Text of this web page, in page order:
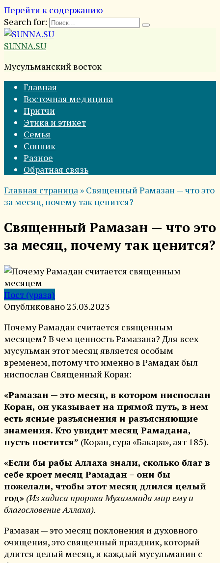
Перейти к содержанию
Search for:
SUNNA.SU
Мусульманский восток
Главная
Восточная медицина
Притчи
Этика и этикет
Семья
Сонник
Разное
Обратная связь
Главная страница » Священный Рамазан — что это
за месяц, почему так ценится?
Священный Рамазан — что это
за месяц, почему так ценится?
Пост (ураза)
Опубликовано25.03.2023
Почему Рамадан считается священным
месяцем? В чем ценность Рамазана? Для всех
мусульман этот месяц является особым
временем, потому что именно в Рамадан был
ниспослан Священный Коран:
«Рамазан — это месяц, в котором ниспослан
Коран, он указывает на прямой путь, в нем
есть ясные разъяснения и разъясняющие
знамения. Кто увидит месяц Рамадана,
пусть постится” (Коран, сура «Бакара», аят 185).
«Если бы рабы Аллаха знали, сколько благ в
себе кроет месяц Рамадан – они бы
пожелали, чтобы этот месяц длился целый
год» (Из хадиса пророка Мухаммада мир ему и
благословение Аллаха).
Рамазан — это месяц поклонения и духовного
очищения, это священный праздник, который
длится целый месяц, и каждый мусульманин с